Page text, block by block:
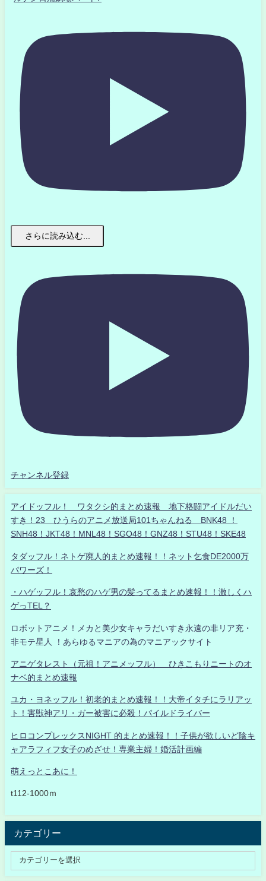
さらに読み込む...
チャンネル登録
アイドッフル！ ワタクシ的まとめ速報 地下格闘アイドルだい
すき！23 ひうらのアニメ放送局101ちゃんねる BNK48 ！
SNH48！JKT48！MNL48！SGO48！GNZ48！STU48！SKE48
タダッフル！ネトゲ廃人的まとめ速報！！ネット乞食DE2000万
パワーズ！
・ハゲッフル！哀愁のハゲ男の髪ってるまとめ速報！！激しくハ
ゲっTEL？
ロボットアニメ！メカと美少女キャラだいすき永遠の非リア充・
非モテ星人 ！あらゆるマニアの為のマニアックサイト
アニゲタレスト（元祖！アニメッフル） ひきこもりニートのオ
ナベ的まとめ速報
ユカ・ヨネッフル！初老的まとめ速報！！大帝イタチにラリアッ
ト！害獣神アリ・ガー被害に必殺！パイルドライバー
ヒロコンプレックスNIGHT 的まとめ速報！！子供が欲しいど陰キ
ャアラフィフ女子のめざせ！専業主婦！婚活計画編
萌えっとこあに！
t112-1000ｍ
カテゴリー